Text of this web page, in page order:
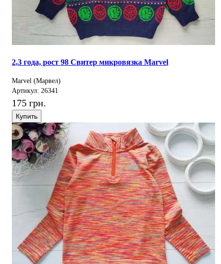
2,3 года, рост 98 Свитер микровязка Marvel
Marvel (Марвел)
Артикул: 26341
175 грн.
Купить